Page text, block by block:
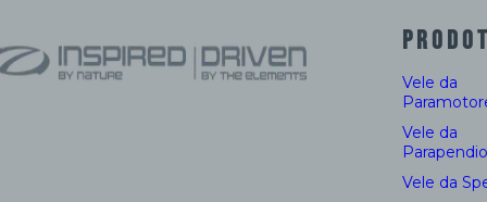
Vele da
Vele da
Parapendio
Vele da